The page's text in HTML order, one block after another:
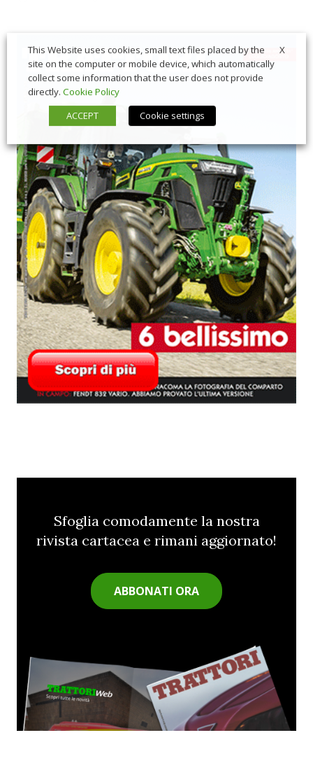
Sfoglia comodamente la nostra
rivista cartacea e rimani aggiornato!
ABBONATI ORA
X
This Website uses cookies, small text files placed by the
site on the computer or mobile device, which automatically
collect some information that the user does not provide
directly. Cookie Policy
ACCEPT
Cookie settings